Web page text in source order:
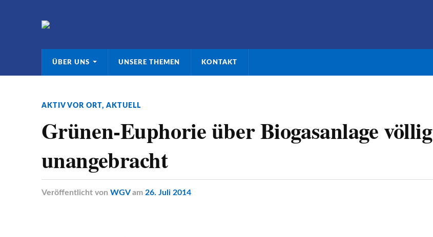
ÜBER UNS UNSERE THEMEN KONTAKT
AKTIV VOR ORT, AKTUELL
Grünen-Euphorie über Biogasanlage völlig
unangebracht
Veröffentlicht von WGV am 26. Juli 2014